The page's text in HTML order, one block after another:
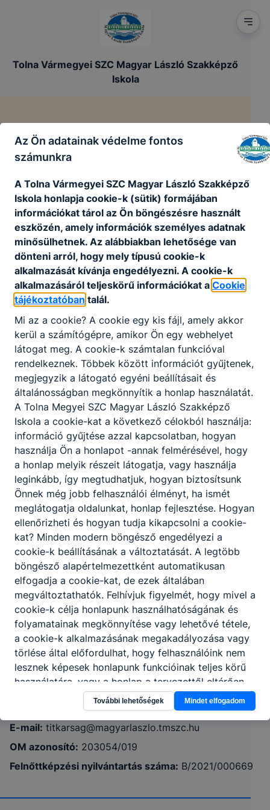
Tolna Vármegyei SZC Magyar László Szakképző
Iskola
Vezetési program
Feltöltés alatt.
Partnereink
Tolna Vármegyei SZC Magyar László
Szakképző Iskola
7020 Dunaföldvár, Templom u. 9.
+36308298327
E-mail: titkarsag@magyarlaszlo.tmszc.hu
OM azonosító: 203054/019
Felnőttképzési nyilvántartás száma: B/2021/000669
Az Ön adatainak védelme fontos
számunkra
A Tolna Vármegyei SZC Magyar László Szakképző
Iskola honlapja cookie-k (sütik) formájában
információkat tárol az Ön böngészésre használt
eszközén, amely információk személyes adatnak
minősülhetnek. Az alábbiakban lehetősége van
dönteni arról, hogy mely típusú cookie-k
alkalmazását kívánja engedélyezni. A cookie-k
alkalmazásáról teljeskörű információkat a Cookie
tájékoztatóban talál.
Mi az a cookie? A cookie egy kis fájl, amely akkor
kerül a számítógépre, amikor Ön egy webhelyet
látogat meg. A cookie-k számtalan funkcióval
rendelkeznek. Többek között információt gyűjtenek,
megjegyzik a látogató egyéni beállításait és
általánosságban megkönnyítik a honlap használatát.
A Tolna Megyei SZC Magyar László Szakképző
Iskola a cookie-kat a következő célokból használja:
információ gyűjtése azzal kapcsolatban, hogyan
használja Ön a honlapot -annak felmérésével, hogy
a honlap melyik részeit látogatja, vagy használja
leginkább, így megtudhatjuk, hogyan biztosítsunk
Önnek még jobb felhasználói élményt, ha ismét
meglátogatja oldalunkat, honlap fejlesztése. Hogyan
ellenőrizheti és hogyan tudja kikapcsolni a cookie-
kat? Minden modern böngésző engedélyezi a
cookie-k beállításának a változtatását. A legtöbb
böngésző alapértelmezettként automatikusan
elfogadja a cookie-kat, de ezek általában
megváltoztathatók. Felhívjuk figyelmét, hogy mivel a
cookie-k célja honlapunk használhatóságának és
folyamatainak megkönnyítése vagy lehetővé tétele,
a cookie-k alkalmazásának megakadályozása vagy
törlése által előfordulhat, hogy felhasználóink nem
lesznek képesek honlapunk funkcióinak teljes körű
használatára, vagy a honlap a tervezettől eltérően
fog működni böngészőjében.
További lehetőségek Mindet elfogadom